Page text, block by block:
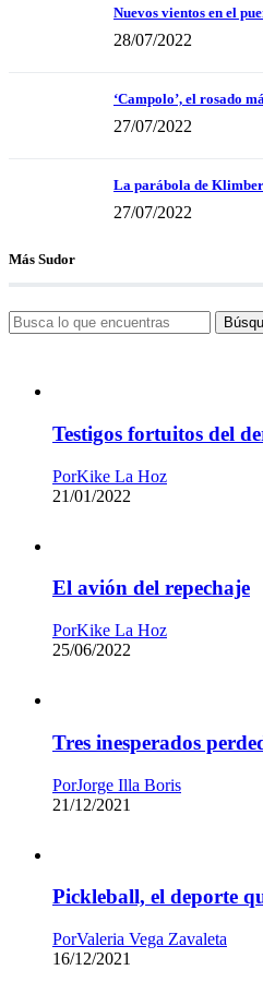
Nuevos vientos en el
28/07/2022
‘Campolo’, el rosado
27/07/2022
La parábola de Klimber
27/07/2022
Más Sudor
Testigos fortuitos del
PorKike La Hoz
21/01/2022
El avión del repechaje
PorKike La Hoz
25/06/2022
Tres inesperados
PorJorge Illa Boris
21/12/2021
Pickleball, el deporte
PorValeria Vega Zavaleta
16/12/2021